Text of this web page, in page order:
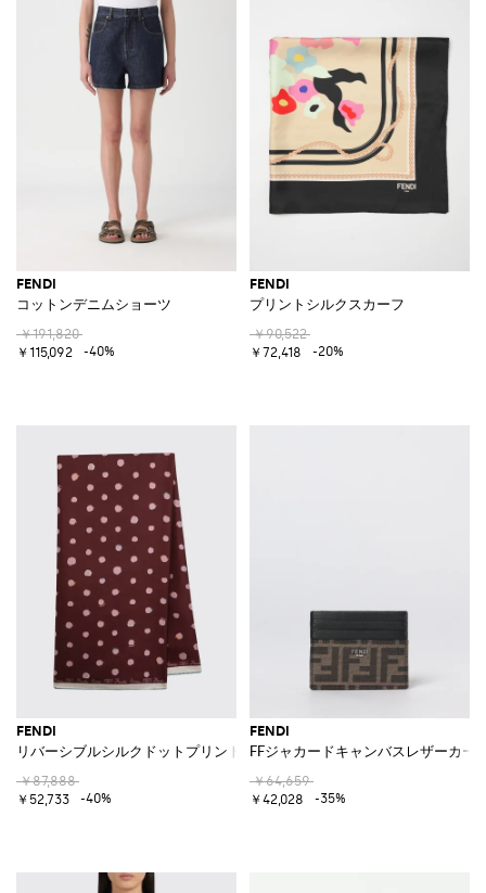
FENDI
コットンデニムショーツ
￥191,820
￥115,092
-40%
FENDI
プリントシルクスカーフ
￥90,522
￥72,418
-20%
FENDI
リバーシブルシルクドットプリントスカーフ
￥87,888
￥52,733
-40%
FENDI
FFジャカードキャンバスレザーカー
￥64,659
￥42,028
-35%